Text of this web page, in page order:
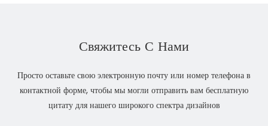
Свяжитесь С Нами
Просто оставьте свою электронную почту или номер телефона в
контактной форме, чтобы мы могли отправить вам бесплатную
цитату для нашего широкого спектра дизайнов